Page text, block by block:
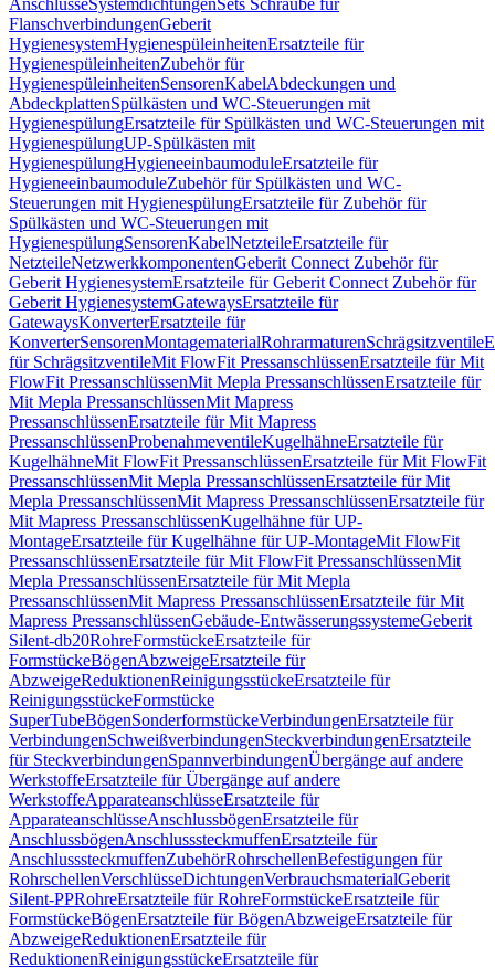
AnschlüsseSystemdichtungenSets Schraube für
FlanschverbindungenGeberit
HygienesystemHygienespüleinheitenErsatzteile für
HygienespüleinheitenZubehör für
HygienespüleinheitenSensorenKabelAbdeckungen und
AbdeckplattenSpülkästen und WC-Steuerungen mit
HygienespülungErsatzteile für Spülkästen und WC-Steuerungen mit
HygienespülungUP-Spülkästen mit
HygienespülungHygieneeinbaumoduleErsatzteile für
HygieneeinbaumoduleZubehör für Spülkästen und WC-
Steuerungen mit HygienespülungErsatzteile für Zubehör für
Spülkästen und WC-Steuerungen mit
HygienespülungSensorenKabelNetzteileErsatzteile für
NetzteileNetzwerkkomponentenGeberit Connect Zubehör für
Geberit HygienesystemErsatzteile für Geberit Connect Zubehör für
Geberit HygienesystemGatewaysErsatzteile für
GatewaysKonverterErsatzteile für
KonverterSensorenMontagematerialRohrarmaturenSchrägsitzventile
für SchrägsitzventileMit FlowFit PressanschlüssenErsatzteile für Mit
FlowFit PressanschlüssenMit Mepla PressanschlüssenErsatzteile für
Mit Mepla PressanschlüssenMit Mapress
PressanschlüssenErsatzteile für Mit Mapress
PressanschlüssenProbenahmeventileKugelhähneErsatzteile für
KugelhähneMit FlowFit PressanschlüssenErsatzteile für Mit FlowFit
PressanschlüssenMit Mepla PressanschlüssenErsatzteile für Mit
Mepla PressanschlüssenMit Mapress PressanschlüssenErsatzteile für
Mit Mapress PressanschlüssenKugelhähne für UP-
MontageErsatzteile für Kugelhähne für UP-MontageMit FlowFit
PressanschlüssenErsatzteile für Mit FlowFit PressanschlüssenMit
Mepla PressanschlüssenErsatzteile für Mit Mepla
PressanschlüssenMit Mapress PressanschlüssenErsatzteile für Mit
Mapress PressanschlüssenGebäude-EntwässerungssystemeGeberit
Silent-db20RohreFormstückeErsatzteile für
FormstückeBögenAbzweigeErsatzteile für
AbzweigeReduktionenReinigungsstückeErsatzteile für
ReinigungsstückeFormstücke
SuperTubeBögenSonderformstückeVerbindungenErsatzteile für
VerbindungenSchweißverbindungenSteckverbindungenErsatzteile
für SteckverbindungenSpannverbindungenÜbergänge auf andere
WerkstoffeErsatzteile für Übergänge auf andere
WerkstoffeApparateanschlüsseErsatzteile für
ApparateanschlüsseAnschlussbögenErsatzteile für
AnschlussbögenAnschlusssteckmuffenErsatzteile für
AnschlusssteckmuffenZubehörRohrschellenBefestigungen für
RohrschellenVerschlüsseDichtungenVerbrauchsmaterialGeberit
Silent-PPRohreErsatzteile für RohreFormstückeErsatzteile für
FormstückeBögenErsatzteile für BögenAbzweigeErsatzteile für
AbzweigeReduktionenErsatzteile für
ReduktionenReinigungsstückeErsatzteile für